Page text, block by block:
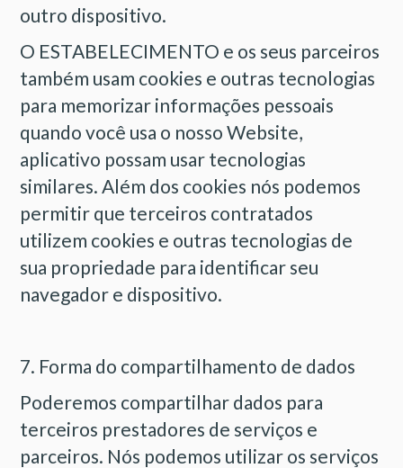
outro dispositivo.
O ESTABELECIMENTO e os seus parceiros
também usam cookies e outras tecnologias
para memorizar informações pessoais
quando você usa o nosso Website,
aplicativo possam usar tecnologias
similares. Além dos cookies nós podemos
permitir que terceiros contratados
utilizem cookies e outras tecnologias de
sua propriedade para identificar seu
navegador e dispositivo.
7. Forma do compartilhamento de dados
Poderemos compartilhar dados para
terceiros prestadores de serviços e
parceiros. Nós podemos utilizar os serviços